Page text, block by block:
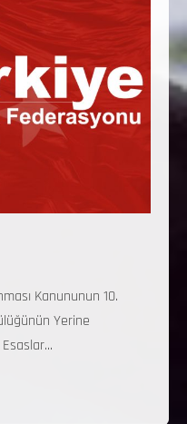
Kanununun 10.
Yerine